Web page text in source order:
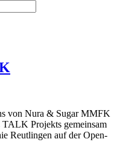
von Nura & Sugar MMFK
TALK Projekts gemeinsam
Reutlingen auf der Open-